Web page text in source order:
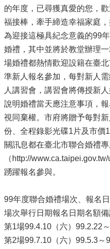
的年度，已尋獲真愛的您，
福接棒，牽手締造幸福家庭，
為迎接這極具紀念意義的99
婚禮，其中並將於教堂辦理
場婚禮都熱情歡迎設籍在臺
準新人報名參加，每對新人
人講習會，講習會將傳授新
說明婚禮當天應注意事項，
視同棄權。市府將贈予每對
份、全程錄影光碟1片及市價
關訊息都在臺北市聯合婚禮專
（http://
踴躍報名參與。
99年度聯合婚禮場次、報名
場次舉行日期報名日期名額備
第1場99.4.10（六）99.2.22
第2場99.7.10（六）99.5.3～